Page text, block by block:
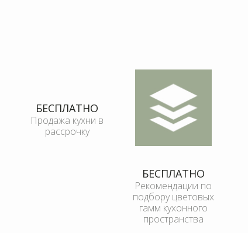
Продажа кухни в
Рекомендации по
подбору цветовых
гамм кухонного